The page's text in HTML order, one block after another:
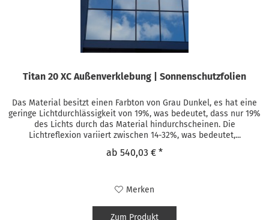
Titan 20 XC Außenverklebung | Sonnenschutzfolien
Das Material besitzt einen Farbton von Grau Dunkel, es hat eine
geringe Lichtdurchlässigkeit von 19%, was bedeutet, dass nur 19%
des Lichts durch das Material hindurchscheinen. Die
Lichtreflexion variiert zwischen 14-32%, was bedeutet,...
ab 540,03 € *
Merken
Zum Produkt